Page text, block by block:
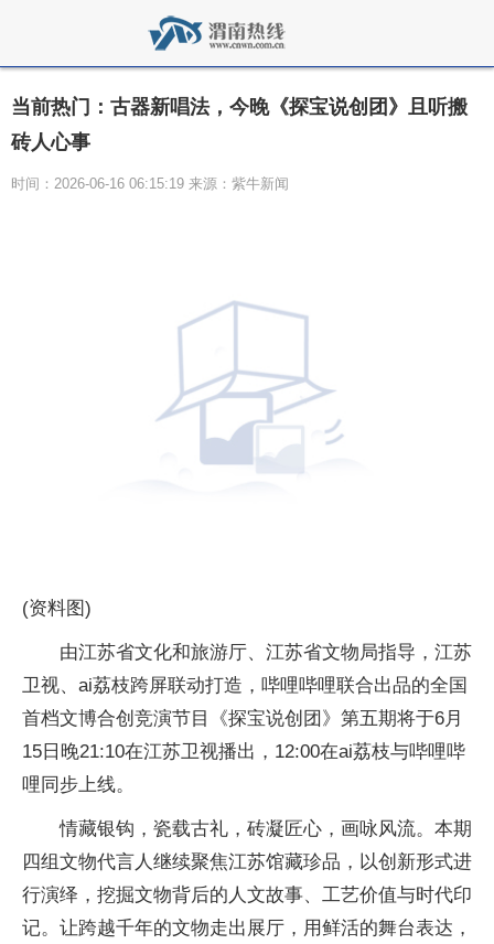
当前热门：古器新唱法，今晚《探宝说创团》且听搬
砖人心事
时间：2026-06-16 06:15:19 来源：紫牛新闻
(资料图)
由江苏省文化和旅游厅、江苏省文物局指导，江苏
卫视、ai荔枝跨屏联动打造，哔哩哔哩联合出品的全国
首档文博合创竞演节目《探宝说创团》第五期将于6月
15日晚21:10在江苏卫视播出，12:00在ai荔枝与哔哩哔
哩同步上线。
情藏银钩，瓷载古礼，砖凝匠心，画咏风流。本期
四组文物代言人继续聚焦江苏馆藏珍品，以创新形式进
行演绎，挖掘文物背后的人文故事、工艺价值与时代印
记。让跨越千年的文物走出展厅，用鲜活的舞台表达，